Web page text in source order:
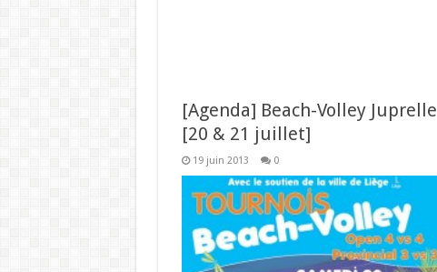
[Agenda] Beach-Volley Juprelle
[20 & 21 juillet]
19 juin 2013 0